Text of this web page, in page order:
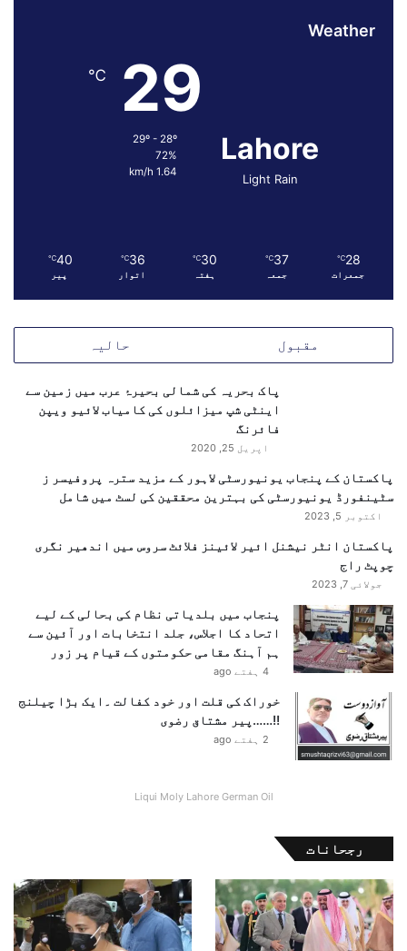
Weather
Lahore
Light Rain
29
℃
72%
1.64 km/h
28
℃
جمعرات
37
℃
جمعہ
30
℃
ہفتہ
36
℃
اتوار
40
℃
پیر
مقبول حالیہ
پاک بحریہ کی شمالی بحیرۂ عرب میں زمین سے
اینٹی شپ میزائلوں کی کامیاب لائیو ویپن
فائرنگ
اپریل 25, 2020
پاکستان کے پنجاب یونیورسٹی لاہور کے مزید سترہ پروفیسر ز
سٹینفورڈ یونیورسٹی کی بہترین محققین کی لسٹ میں شامل
اکتوبر 5, 2023
پاکستان انٹر نیشنل ائیر لائینز فلائٹ سروس میں اندھیر نگری
چوپٹ راج
جولائی 7, 2023
پنجاب میں بلدیاتی نظام کی بحالی کے لیے
اتحاد کا اجلاس، جلد انتخابات اور آئین سے
ہم آہنگ مقامی حکومتوں کے قیام پر زور
4 ہفتے ago
خوراک کی قلت اور خود کفالت ۔ایک بڑا چیلنج
!!……پیر مشتاق رضوی
2 ہفتے ago
Liqui Moly Lahore German Oil
رجحانات